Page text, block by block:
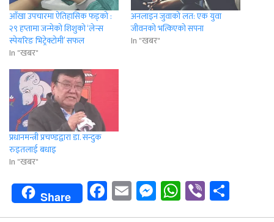
आँखा उपचारमा ऐतिहासिक फड्को :
२९ हप्तामा जन्मेको शिशुको ‘लेन्स
स्पेयरिङ भिट्रेक्टोमी’ सफल
In "खबर"
अनलाइन जुवाको लत: एक युवा
जीवनको भत्किएको सपना
In "खबर"
प्रधानमन्त्री प्रचण्डद्वारा डा. सन्दुक
रुइतलाई बधाइ
In "खबर"
Share Facebook
EmailMessenger
WhatsApp
Viber